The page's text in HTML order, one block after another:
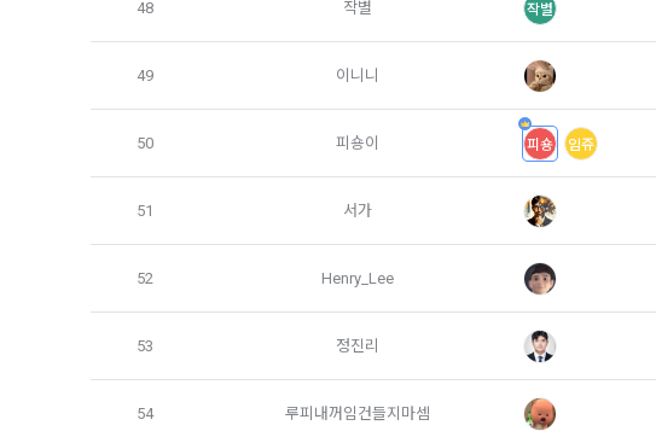
보 취급위탁을 받는 자, 2)
한다. (동의를 받은 사항이
하고 구매자의 편의증진과
서 정하고 있는 방법으로 개
제 10 조 (계약의 성립)
1. “사이트”는 제9조와 같은
미성년자와 계약을 체결하
리인이 계약을 취소할 수 있
가. 신청 내용에 허위, 기재누
2. “사이트”의 승낙이 제12
보안, 프라이버시, 안전 측
5. 개인정보의 제공 및 처리
“회사”는 원칙적으로 이용
“회사”는 이용자의 사전 동
받고 허락을 한 경우, 개인
정보 제출 의무가 발생한
경우에 한하여 개인정보를
48 작별 작별
49 이니니
50 피숑이 피숑 임쥬
51 서가
52 Henry_Lee
53 정진리
54 루피내꺼임건들지마셈